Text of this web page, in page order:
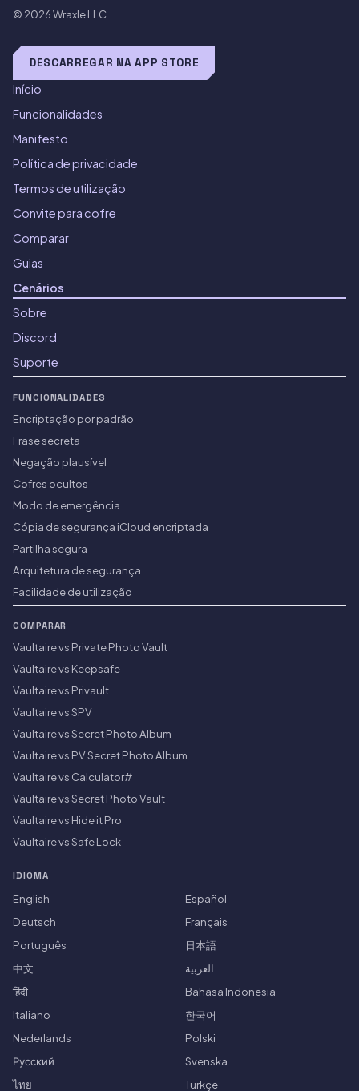
© 2026Wraxle LLC
DESCARREGAR NA APP STORE
Início
Funcionalidades
Manifesto
Política de privacidade
Termos de utilização
Convite para cofre
Comparar
Guias
Cenários
Sobre
Discord
Suporte
FUNCIONALIDADES
Encriptação por padrão
Frase secreta
Negação plausível
Cofres ocultos
Modo de emergência
Cópia de segurança iCloud encriptada
Partilha segura
Arquitetura de segurança
Facilidade de utilização
COMPARAR
Vaultaire vs Private Photo Vault
Vaultaire vs Keepsafe
Vaultaire vs Privault
Vaultaire vs SPV
Vaultaire vs Secret Photo Album
Vaultaire vs PV Secret Photo Album
Vaultaire vs Calculator#
Vaultaire vs Secret Photo Vault
Vaultaire vs Hide it Pro
Vaultaire vs Safe Lock
IDIOMA
English
Español
Deutsch
Français
Português
日本語
中文
العربية
हिंदी
Bahasa Indonesia
Italiano
한국어
Nederlands
Polski
Русский
Svenska
ไทย
Türkçe